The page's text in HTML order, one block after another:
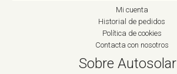
Mi cuenta
Historial de pedidos
Política de cookies
Contacta con nosotros
Sobre Autosolar